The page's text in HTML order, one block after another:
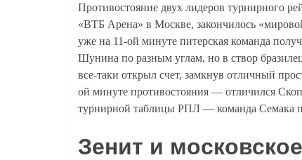
Противостояние двух лидеров турнирного
«ВТБ Арена» в Москве, закончилось
уже на 11-ой минуте питерская команда
Шунина по разным углам, но в створ
все-таки открыл счет, замкнув отличный
ой минуте противостояния — отличился
турнирной таблицы РПЛ — команда Семака
Зенит и